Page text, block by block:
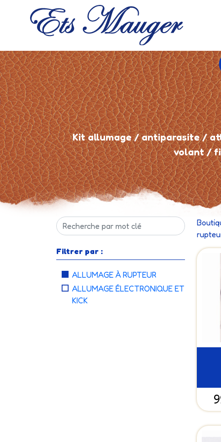
Kit allumage / antiparasite /
volant /
Filtrer par :
ALLUMAGE À RUPTEUR
ALLUMAGE ÉLECTRONIQUE ET
KICK